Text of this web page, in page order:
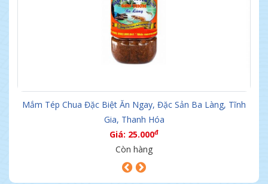
Tĩnh
Mắm Nêm Đặc Biệt Dì Cẩn
Giá: 40.000
Còn hàng